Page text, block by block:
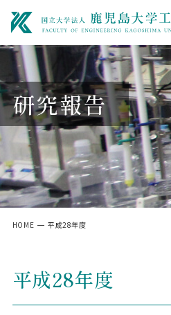
研究報告
HOME 平成28年度
平成28年度